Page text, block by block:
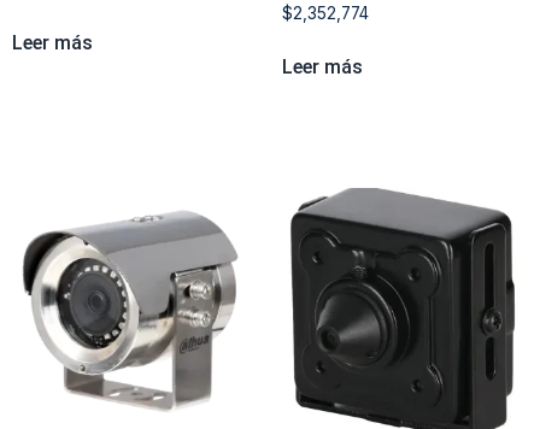
Leer más
$2,352,774
Leer más